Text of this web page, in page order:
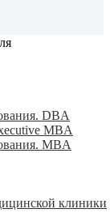
DBA
MBA
MBA
клиники